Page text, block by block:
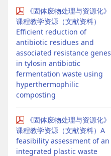
《固体废物处理与资源化》
课程教学资源（文献资料）
Efficient reduction of
antibiotic residues and
associated resistance genes
in tylosin antibiotic
fermentation waste using
hyperthermophilic
composting
《固体废物处理与资源化》
课程教学资源（文献资料）A
feasibility assessment of an
integrated plastic waste